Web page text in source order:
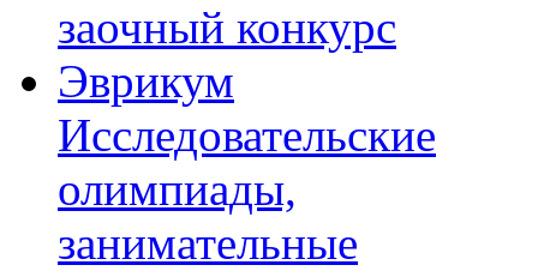
заочный конкурс
Эврикум
Исследовательские
олимпиады,
занимательные